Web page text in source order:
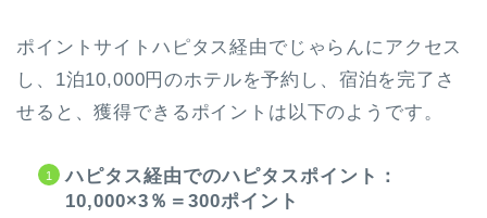
ポイントサイトハピタス経由でじゃらんにアクセス
し、1泊10,000円のホテルを予約し、宿泊を完了さ
せると、獲得できるポイントは以下のようです。
ハピタス経由でのハピタスポイント：
10,000×3％＝300ポイント